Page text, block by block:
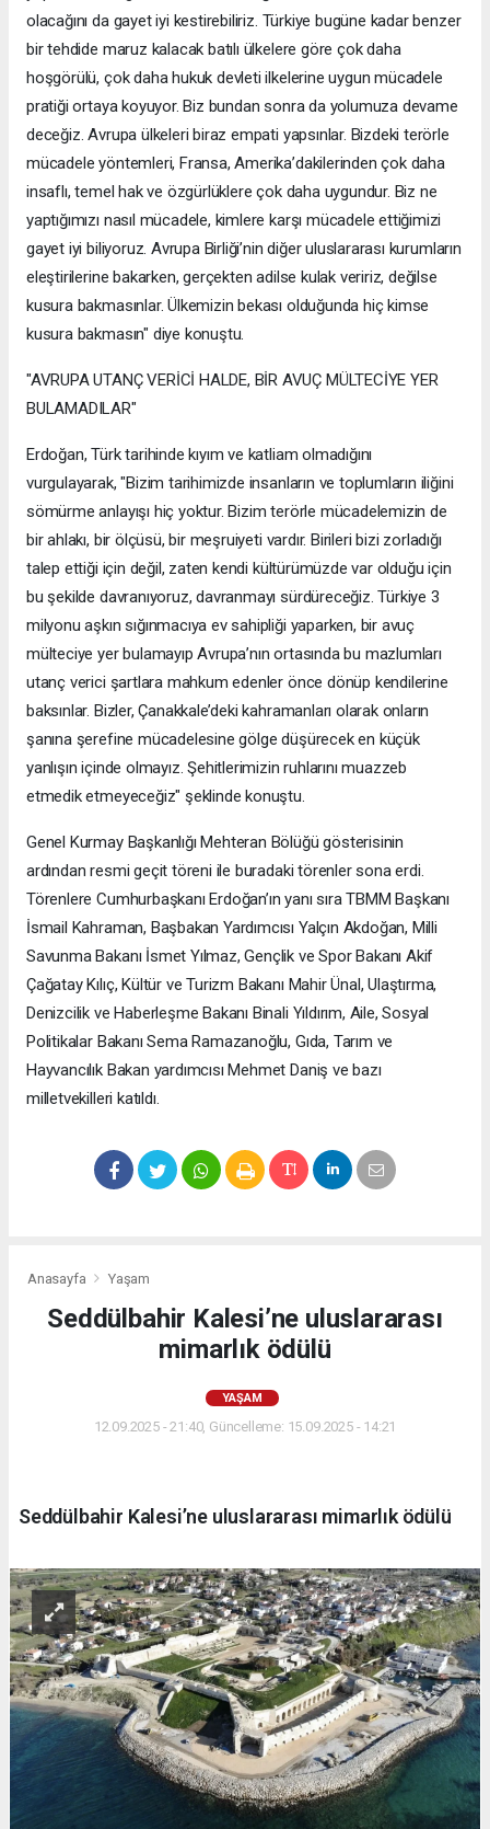
olacağını da gayet iyi kestirebiliriz. Türkiye bugüne kadar benzer
bir tehdide maruz kalacak batılı ülkelere göre çok daha
hoşgörülü, çok daha hukuk devleti ilkelerine uygun mücadele
pratiği ortaya koyuyor. Biz bundan sonra da yolumuza devame
deceğiz. Avrupa ülkeleri biraz empati yapsınlar. Bizdeki terörle
mücadele yöntemleri, Fransa, Amerika’dakilerinden çok daha
insaflı, temel hak ve özgürlüklere çok daha uygundur. Biz ne
yaptığımızı nasıl mücadele, kimlere karşı mücadele ettiğimizi
gayet iyi biliyoruz. Avrupa Birliği’nin diğer uluslararası kurumların
eleştirilerine bakarken, gerçekten adilse kulak veririz, değilse
kusura bakmasınlar. Ülkemizin bekası olduğunda hiç kimse
kusura bakmasın" diye konuştu.
"AVRUPA UTANÇ VERİCİ HALDE, BİR AVUÇ MÜLTECİYE YER
BULAMADILAR"
Erdoğan, Türk tarihinde kıyım ve katliam olmadığını
vurgulayarak, "Bizim tarihimizde insanların ve toplumların iliğini
sömürme anlayışı hiç yoktur. Bizim terörle mücadelemizin de
bir ahlakı, bir ölçüsü, bir meşruiyeti vardır. Birileri bizi zorladığı
talep ettiği için değil, zaten kendi kültürümüzde var olduğu için
bu şekilde davranıyoruz, davranmayı sürdüreceğiz. Türkiye 3
milyonu aşkın sığınmacıya ev sahipliği yaparken, bir avuç
mülteciye yer bulamayıp Avrupa’nın ortasında bu mazlumları
utanç verici şartlara mahkum edenler önce dönüp kendilerine
baksınlar. Bizler, Çanakkale’deki kahramanları olarak onların
şanına şerefine mücadelesine gölge düşürecek en küçük
yanlışın içinde olmayız. Şehitlerimizin ruhlarını muazzeb
etmedik etmeyeceğiz" şeklinde konuştu.
Genel Kurmay Başkanlığı Mehteran Bölüğü gösterisinin
ardından resmi geçit töreni ile buradaki törenler sona erdi.
Törenlere Cumhurbaşkanı Erdoğan’ın yanı sıra TBMM Başkanı
İsmail Kahraman, Başbakan Yardımcısı Yalçın Akdoğan, Milli
Savunma Bakanı İsmet Yılmaz, Gençlik ve Spor Bakanı Akif
Çağatay Kılıç, Kültür ve Turizm Bakanı Mahir Ünal, Ulaştırma,
Denizcilik ve Haberleşme Bakanı Binali Yıldırım, Aile, Sosyal
Politikalar Bakanı Sema Ramazanoğlu, Gıda, Tarım ve
Hayvancılık Bakan yardımcısı Mehmet Daniş ve bazı
milletvekilleri katıldı.
Anasayfa Yaşam
Seddülbahir Kalesi’ne uluslararası
mimarlık ödülü
YAŞAM
12.09.2025 - 21:40, Güncelleme: 15.09.2025 - 14:21
Seddülbahir Kalesi’ne uluslararası mimarlık ödülü